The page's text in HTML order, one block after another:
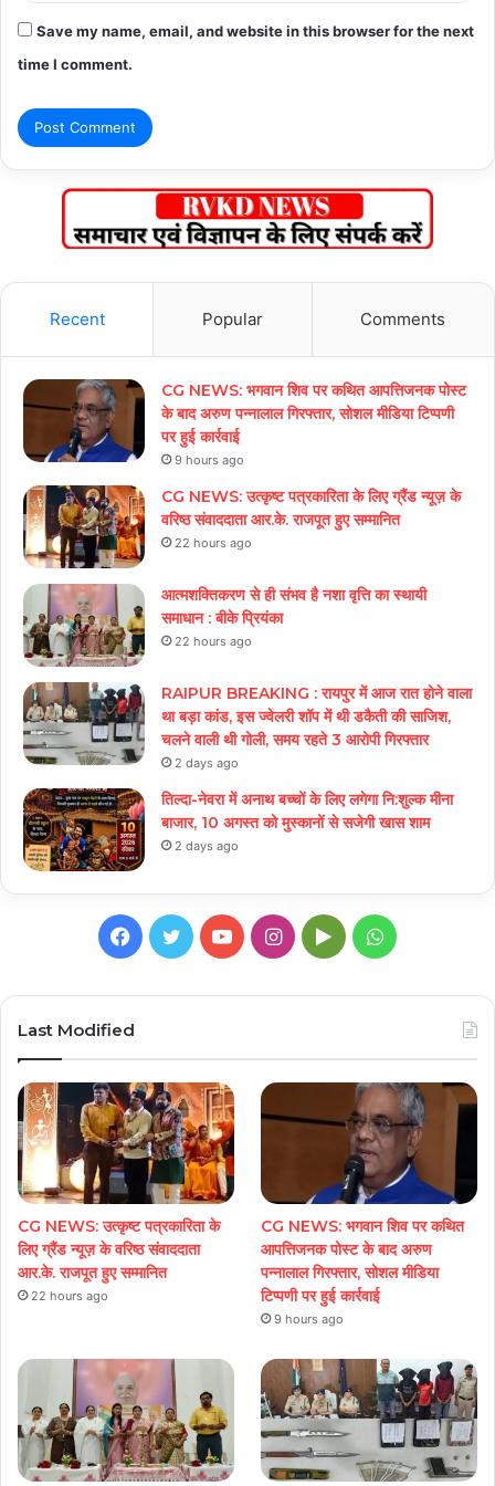
Save my name, email, and website in this browser for the next
time I comment.
Recent Popular Comments
CG NEWS: भगवान शिव पर कथित आपत्तिजनक पोस्ट
के बाद अरुण पन्नालाल गिरफ्तार, सोशल मीडिया टिप्पणी
पर हुई कार्रवाई
9 hours ago
CG NEWS: उत्कृष्ट पत्रकारिता के लिए ग्रैंड न्यूज़ के
वरिष्ठ संवाददाता आर.के. राजपूत हुए सम्मानित
22 hours ago
आत्मशक्तिकरण से ही संभव है नशा वृत्ति का स्थायी
समाधान : बीके प्रियंका
22 hours ago
RAIPUR BREAKING : रायपुर में आज रात होने वाला
था बड़ा कांड, इस ज्वेलरी शॉप में थी डकैती की साजिश,
चलने वाली थी गोली, समय रहते 3 आरोपी गिरफ्तार
2 days ago
तिल्दा-नेवरा में अनाथ बच्चों के लिए लगेगा नि:शुल्क मीना
बाजार, 10 अगस्त को मुस्कानों से सजेगी खास शाम
2 days ago
Facebook
TwitterYouTubeInstagram
GoogleWhatsApp
Last Modified
CG NEWS: उत्कृष्ट पत्रकारिता के
लिए ग्रैंड न्यूज़ के वरिष्ठ संवाददाता
आर.के. राजपूत हुए सम्मानित
22 hours ago
CG NEWS: भगवान शिव पर कथित
आपत्तिजनक पोस्ट के बाद अरुण
पन्नालाल गिरफ्तार, सोशल मीडिया
टिप्पणी पर हुई कार्रवाई
9 hours ago